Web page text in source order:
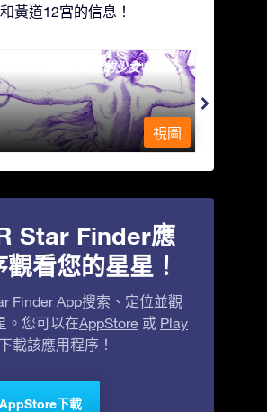
黃道12宮的信息！
- 被鐵鍊鎖著的少女
視圖
Star Finder應
觀看您的星星！
Finder App搜索、定位並觀
。您可以在AppStore 或 Play
載該應用程序！
下載